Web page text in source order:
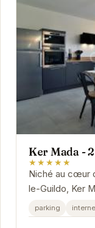
Ker Mada -
★★★★★
Niché au cœur
le-Guildo, Ker
Ses
parking